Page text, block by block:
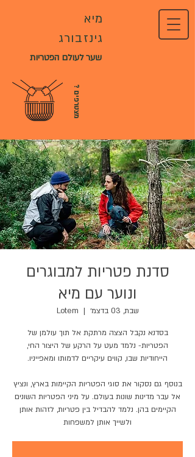
מיא
גינזבורג
שער לעולם הפטריות
?
מ
צ
ט
ר
פ
י
ם
סדנת פטריות למבוגרים
ונוער עם מיא
שבת, 03 בדצמ׳
  |
Lotem
בסדנא נקבל הצצה מרתקת אל תוך עולמן של
הפטריות- נלמד מעט על הרקע של היצור החי,
בנוסף גם נסקור את סוגי הפטריות הקיימות בארץ, ונציץ
אל עבר מדינות שונות בעולם. על מיני הפטריות השונים
הקיימים בהן. נלמד להבדיל בין פטריות, לזהות אותן
ולשייך אותן למשפחות